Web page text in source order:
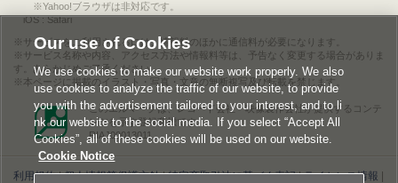
※Yahoo!ブラウザは非対応です。
iOS : Safari
サービスをご利用されるには、情報料のほかに通信料が必要になります。
サービス名称や内容、アクセス方法や情報料等は、予告なく変更する場合がありま
す。あらかじめご了承ください。
本ページに掲載のイラスト・写真・文章の無断複写及び転載を禁じます。
このエルマークは、レコード会社・映像製作会社が提供するコンテ
ンツを示す登録商標です。
RIAJ00013011
利用規約|個人情報等保護方針|特定商取引法に基づく表記|ライセンス情報
Our use of Cookies
We use cookies to make our website work properly. We also
use cookies to analyze the traffic of our website, to provide
you with the advertisement tailored to your interest, and to li
nk our website to the social media. If you select “Accept All
Cookies”, all of these cookies will be used on our website.
Cookie Notice